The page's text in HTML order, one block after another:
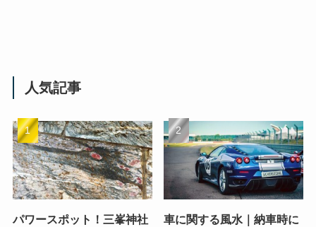
人気記事
パワースポット！三峯神社
車に関する風水｜納車時に